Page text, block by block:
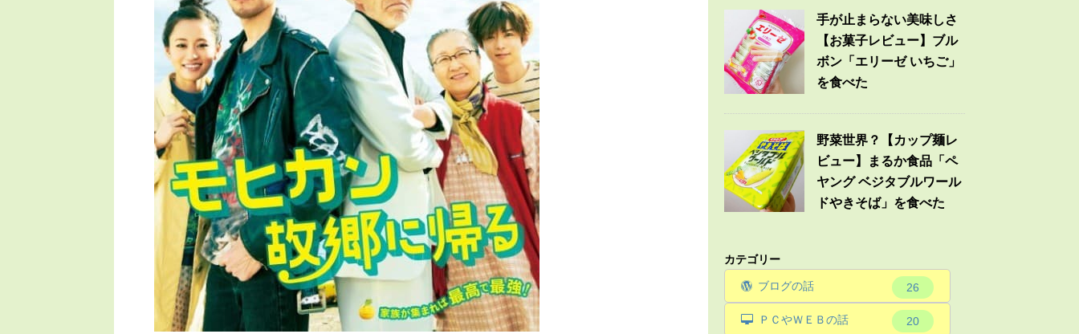
手が止まらない美味しさ
【お菓子レビュー】ブル
ボン「エリーゼ いちご」
を食べた
野菜世界？【カップ麺レ
ビュー】まるか食品「ペ
ヤング ベジタブルワール
ドやきそば」を食べた
カテゴリー
ブログの話 26
ＰＣやＷＥＢの話 20